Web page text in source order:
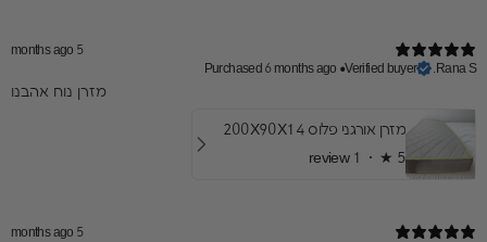
5 months ago
Rana S.
Verified buyer
•
Purchased 6 months ago
מזרן נוח אהבנו
מזרן אורגני פלוס 200X90X14
5
★ ·
1 review
5 months ago